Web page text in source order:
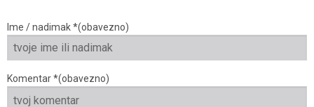
Ime / nadimak *(obavezno)
Komentar *(obavezno)